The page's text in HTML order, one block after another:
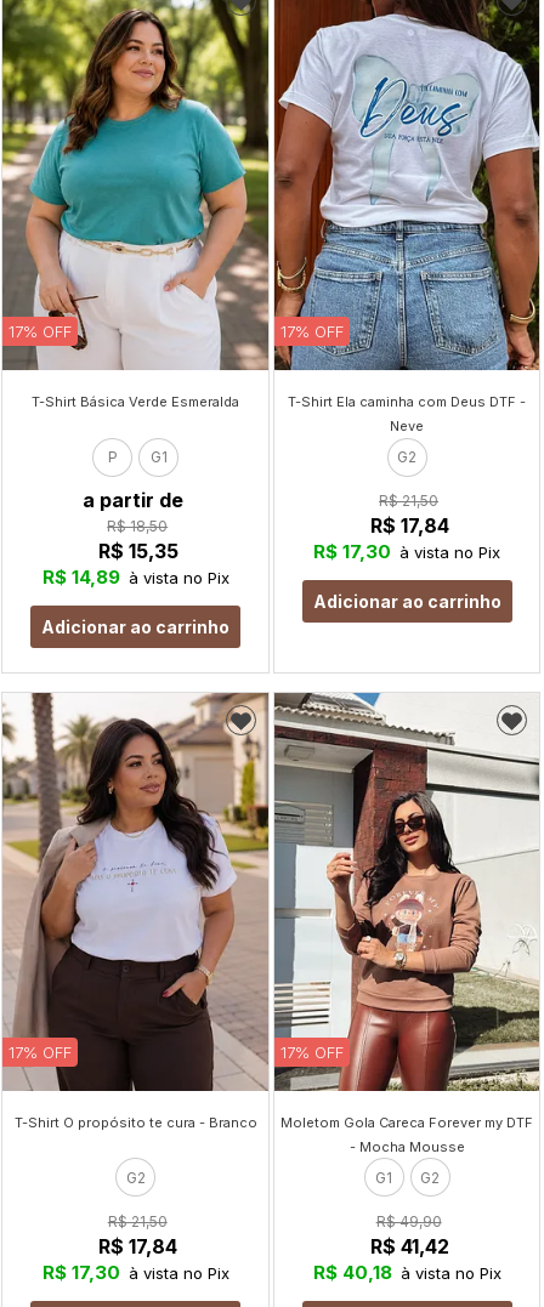
17% OFF
T-Shirt Básica Verde Esmeralda
P G1
a partir de
R$ 18,50
R$ 15,35
R$ 14,89 à vista no Pix
Adicionar ao carrinho
17% OFF
T-Shirt Ela caminha com Deus DTF -
Neve
G2
R$ 21,50
R$ 17,84
R$ 17,30 à vista no Pix
Adicionar ao carrinho
17% OFF
T-Shirt O propósito te cura - Branco
G2
R$ 21,50
R$ 17,84
R$ 17,30 à vista no Pix
17% OFF
Moletom Gola Careca Forever my DTF
- Mocha Mousse
G1 G2
R$ 49,90
R$ 41,42
R$ 40,18 à vista no Pix